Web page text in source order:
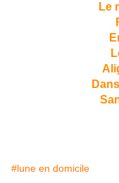
Le
#lune en domicile